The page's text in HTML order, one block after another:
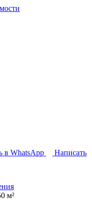
в WhatsApp
Написать
м²